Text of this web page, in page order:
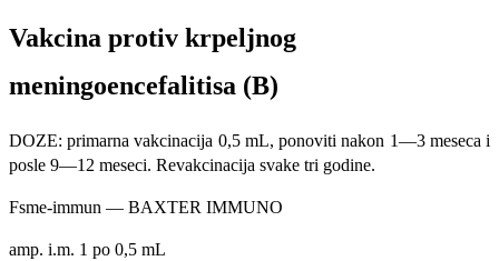
Vakcina protiv krpeljnog
meningoencefalitisa (B)
DOZE: primarna vakcinacija 0,5 mL, ponoviti nakon 1—3 meseca i
posle 9—12 meseci. Revakcinacija svake tri godine.
Fsme-immun — BAXTER IMMUNO
amp. i.m. 1 po 0,5 mL